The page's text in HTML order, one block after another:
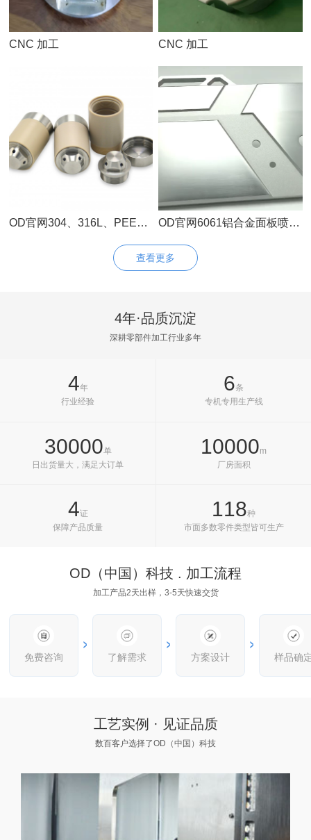
CNC 加工 CNC 加工
OD官网304、316L、PEEK精密手板零件 OD官网6061铝合金面板喷80目细砂氧化本色
查看更多
4年·品质沉淀
深耕零部件加工行业多年
4年
行业经验
6条
专机专用生产线
30000单
日出货量大，满足大订单
10000m
厂房面积
4证
保障产品质量
118种
市面多数零件类型皆可生产
OD（中国）科技 . 加工流程
加工产品2天出样，3-5天快速交货
免费咨询
>
了解需求
>
方案设计
>
样品确
工艺实例 · 见证品质
数百客户选择了OD（中国）科技